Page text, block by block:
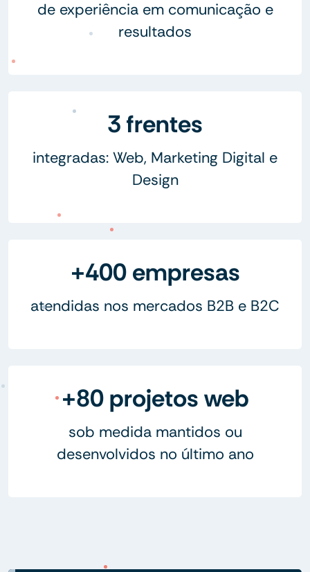
de experiência em comunicação e
resultados
3 frentes
integradas: Web, Marketing Digital e
Design
+400 empresas
atendidas nos mercados B2B e B2C
+80 projetos web
sob medida mantidos ou
desenvolvidos no último ano